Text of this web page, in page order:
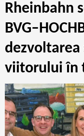
Rheinbahn
viitorului în